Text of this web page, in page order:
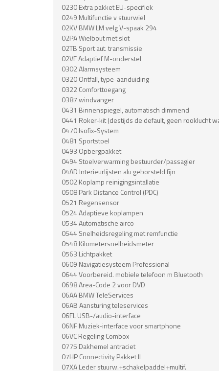
0230 Extra pakket EU-specifiek
0249 Multifunctie v stuurwiel
02KV BMW LM velg V-spaak 294
02PA Wielbout met slot
02TB Sport aut. transmissie
02VF Adaptief M-onderstel
0302 Alarmsysteem
0320 Ontfall, type-aanduiding
0322 Comforttoegang
0387 windvanger
0431 Binnenspiegel, automatisch dimmend
0441 Roker-kit (destijds de default, geen rooklucht
0470 Isofix-System
0481 Sportstoel
0493 Opbergpakket
0494 Stoelverwarming bestuurder/passagier
04AD Interieurlijsten alu geborsteld fijn
0502 Koplamp reinigingsintallatie
0508 Park Distance Control (PDC)
0521 Regensensor
0524 Adaptieve koplampen
0534 Automatische airco
0544 Snelheidsregeling met remfunctie
0548 Kilometersnelheidsmeter
0563 Lichtpakket
0609 Navigatiesysteem Professional
0644 Voorbereid. mobiele telefoon m Bluetooth
0698 Area-Code 2 voor DVD
06AA BMW TeleServices
06AB Aansturing teleservices
06FL USB-/audio-interface
06NF Muziek-interface voor smartphone
06VC Regeling Combox
0775 Dakhemel antraciet
07HP Connectivity Pakket II
07XA Leder stuurw.+schakelpaddel+multif.